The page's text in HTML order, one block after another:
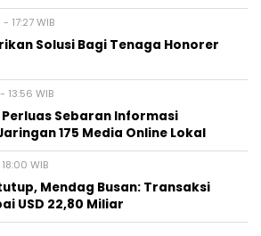
17:27 WIB
Solusi Bagi Tenaga Honorer
13:56 WIB
Perluas Sebaran Informasi
175 Media Online Lokal
WIB
Mendag Busan: Transaksi
USD 22,80 Miliar